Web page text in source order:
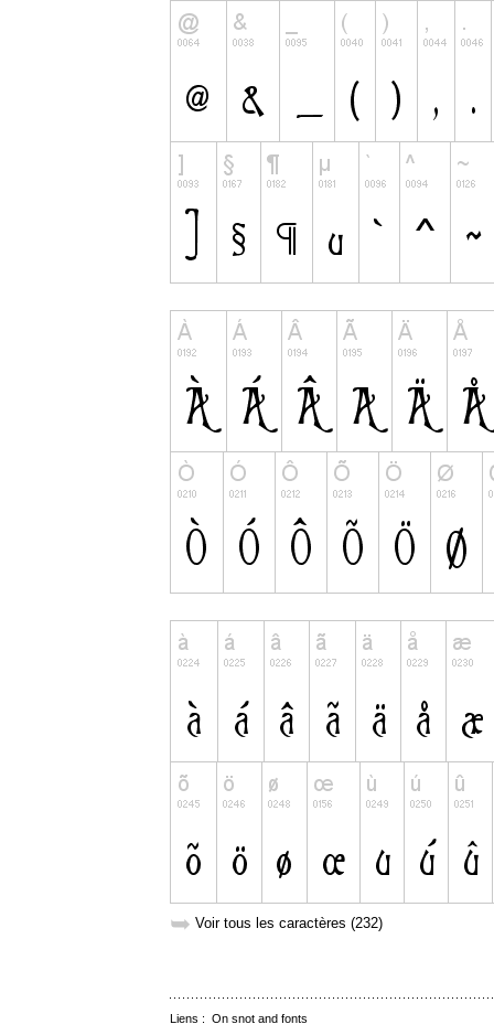
➥ Voir tous les caractères (232)
Liens : On snot and fonts